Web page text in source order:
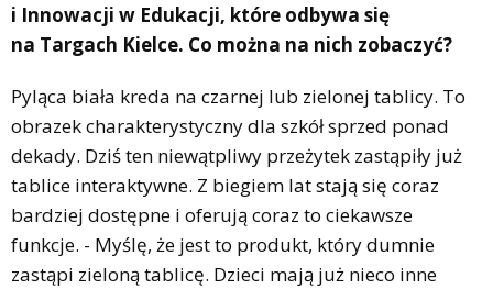
i Innowacji w Edukacji, które odbywa się
na Targach Kielce. Co można na nich zobaczyć?
Pyląca biała kreda na czarnej lub zielonej tablicy. To
obrazek charakterystyczny dla szkół sprzed ponad
dekady. Dziś ten niewątpliwy przeżytek zastąpiły już
tablice interaktywne. Z biegiem lat stają się coraz
bardziej dostępne i oferują coraz to ciekawsze
funkcje. - Myślę, że jest to produkt, który dumnie
zastąpi zieloną tablicę. Dzieci mają już nieco inne